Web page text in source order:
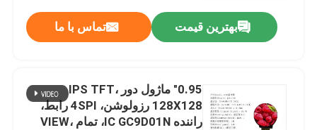
بهترین قیمت تماس با ما
0.95" ماژول دور IPS TFT،
128X128 رزولوشن، 4SPI رابط،
راننده IC GC9D01N، تمام VIEW،